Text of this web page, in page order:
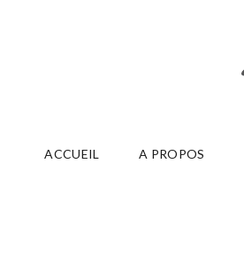
ACCUEIL A PROPOS